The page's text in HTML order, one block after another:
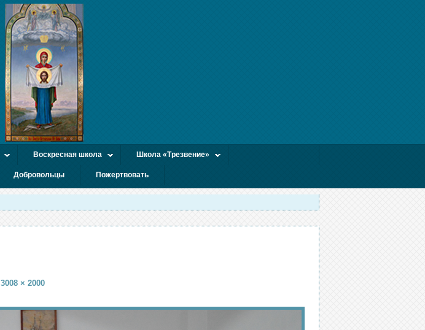
Воскресная школа Школа «Трезвение»
Добровольцы Пожертвовать
3008 × 2000